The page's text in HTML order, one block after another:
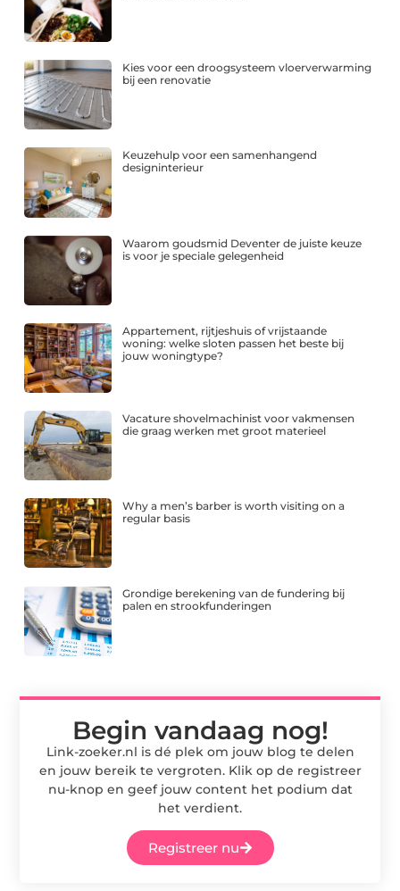
Kies voor een droogsysteem vloerverwarming
bij een renovatie
Keuzehulp voor een samenhangend
designinterieur
Waarom goudsmid Deventer de juiste keuze
is voor je speciale gelegenheid
Appartement, rijtjeshuis of vrijstaande
woning: welke sloten passen het beste bij
jouw woningtype?
Vacature shovelmachinist voor vakmensen
die graag werken met groot materieel
Why a men’s barber is worth visiting on a
regular basis
Grondige berekening van de fundering bij
palen en strookfunderingen
Begin vandaag nog!
Link-zoeker.nl is dé plek om jouw blog te delen
en jouw bereik te vergroten. Klik op de registreer
nu-knop en geef jouw content het podium dat
het verdient.
Registreer nu